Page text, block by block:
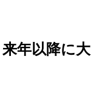
年以降に大